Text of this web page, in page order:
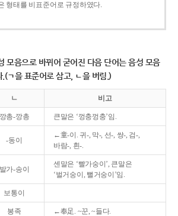
형태를 비표준어로 규정하였다.
모음으로 바뀌어 굳어진 다음 단어는 음성 모음
ㄱ을 표준어로 삼고, ㄴ을 버림.)
ㄴ 비고
깡총-깡총 큰말은 ‘껑충껑충’임.
-동이
←童-이. 귀-, 막-, 선-, 쌍-, 검-,
바람-, 흰-.
발가-송이
센말은 ‘빨가숭이’, 큰말은
‘벌거숭이, 뻘거숭이’임.
보통이
봉족 ←奉足. ~꾼, ~들다.